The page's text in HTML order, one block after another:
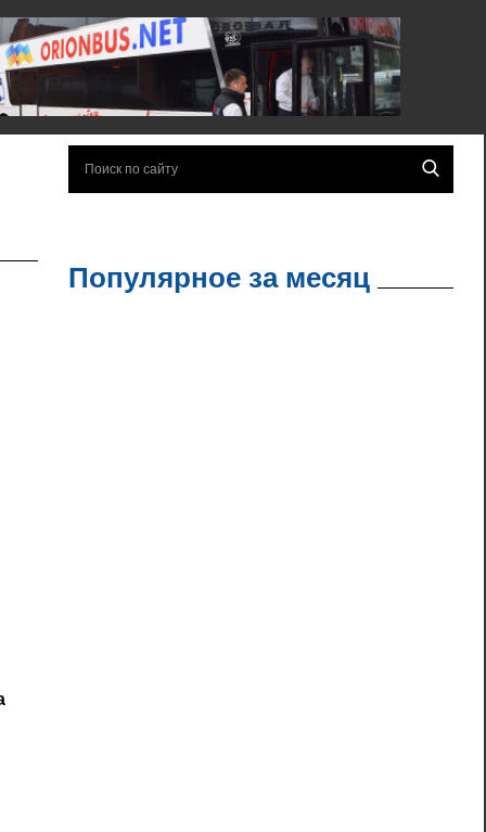
Популярное за месяц